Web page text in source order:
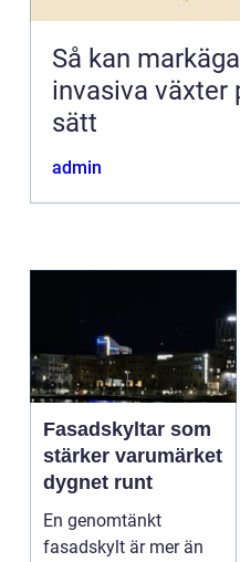
Så kan
invasiva växter
sätt
admin
Fasadskyltar som
stärker varumärket
dygnet runt
En genomtänkt
fasadskylt är mer än